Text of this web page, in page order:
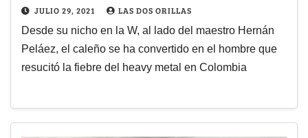
JULIO 29, 2021 LAS DOS ORILLAS
Desde su nicho en la W, al lado del maestro Hernán
Peláez, el caleño se ha convertido en el hombre que
resucitó la fiebre del heavy metal en Colombia